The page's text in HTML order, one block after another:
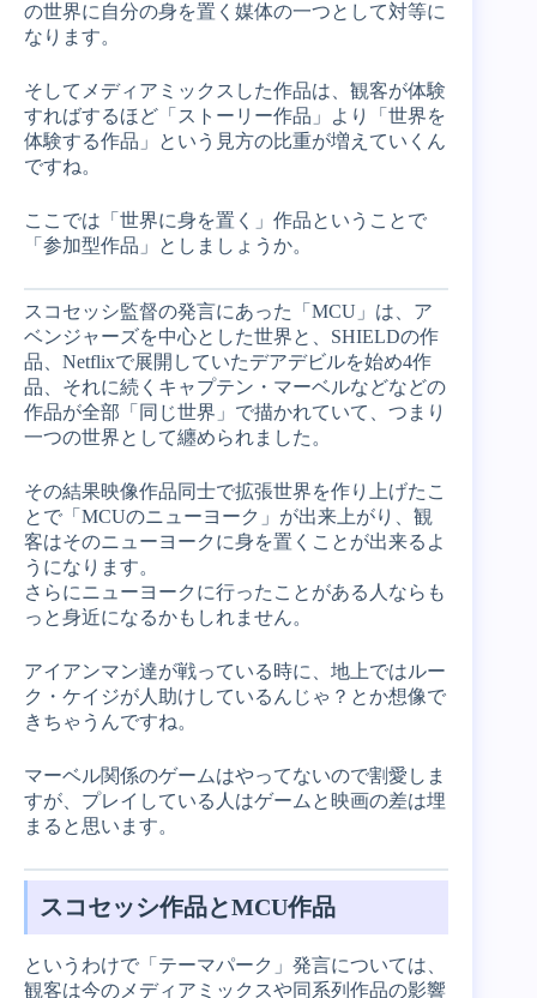
の世界に自分の身を置く媒体の一つとして対等に
なります。
そしてメディアミックスした作品は、観客が体験
すればするほど「ストーリー作品」より「世界を
体験する作品」という見方の比重が増えていくん
ですね。
ここでは「世界に身を置く」作品ということで
「参加型作品」としましょうか。
スコセッシ監督の発言にあった「MCU」は、ア
ベンジャーズを中心とした世界と、SHIELDの作
品、Netflixで展開していたデアデビルを始め4作
品、それに続くキャプテン・マーベルなどなどの
作品が全部「同じ世界」で描かれていて、つまり
一つの世界として纏められました。
その結果映像作品同士で拡張世界を作り上げたこ
とで「MCUのニューヨーク」が出来上がり、観
客はそのニューヨークに身を置くことが出来るよ
うになります。
さらにニューヨークに行ったことがある人ならも
っと身近になるかもしれません。
アイアンマン達が戦っている時に、地上ではルー
ク・ケイジが人助けしているんじゃ？とか想像で
きちゃうんですね。
マーベル関係のゲームはやってないので割愛しま
すが、プレイしている人はゲームと映画の差は埋
まると思います。
スコセッシ作品とMCU作品
というわけで「テーマパーク」発言については、
観客は今のメディアミックスや同系列作品の影響